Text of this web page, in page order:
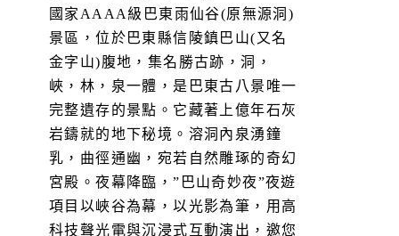
國家AAAA級巴東雨仙谷(原無源洞)
景區，位於巴東縣信陵鎮巴山(又名
金字山)腹地，集名勝古跡，洞，
峽，林，泉一體，是巴東古八景唯一
完整遺存的景點。它藏著上億年石灰
岩鑄就的地下秘境。溶洞內泉湧鐘
乳，曲徑通幽，宛若自然雕琢的奇幻
宮殿。夜幕降臨，”巴山奇妙夜”夜遊
項目以峽谷為幕，以光影為筆，用高
科技聲光電與沉浸式互動演出，邀您